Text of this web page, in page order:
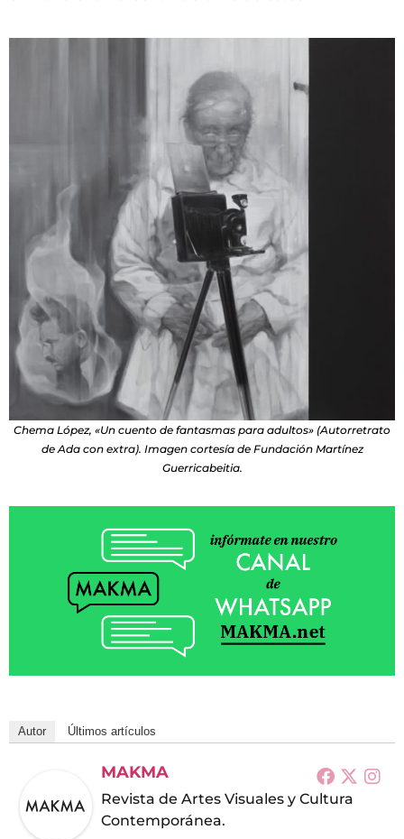
Chema López, «Un cuento de fantasmas para adultos» (Autorretrato
de Ada con extra). Imagen cortesía de Fundación Martínez
Guerricabeitia.
Autor Últimos artículos
MAKMA
Revista de Artes Visuales y Cultura
Contemporánea.